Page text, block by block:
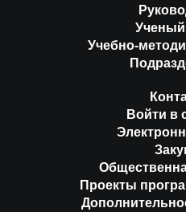
Ученый
Учебно-
Войти в
Проекты